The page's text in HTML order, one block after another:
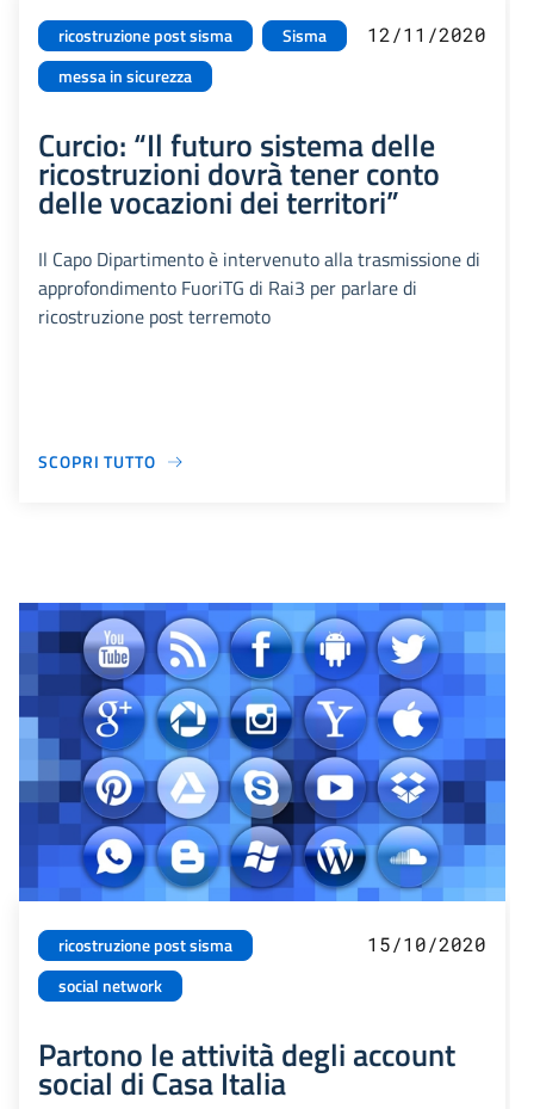
ricostruzione post sisma
Sisma
messa in sicurezza
12/11/2020
Curcio: “Il futuro sistema delle
ricostruzioni dovrà tener conto
delle vocazioni dei territori”
Il Capo Dipartimento è intervenuto alla trasmissione di
approfondimento FuoriTG di Rai3 per parlare di
ricostruzione post terremoto
SCOPRI TUTTO
ricostruzione post sisma
social network
15/10/2020
Partono le attività degli account
social di Casa Italia